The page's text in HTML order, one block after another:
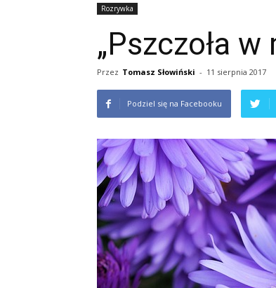
Rozrywka
„Pszczoła
Przez Tomasz Słowiński - 11 sierpnia 2017
Podziel się na Facebooku